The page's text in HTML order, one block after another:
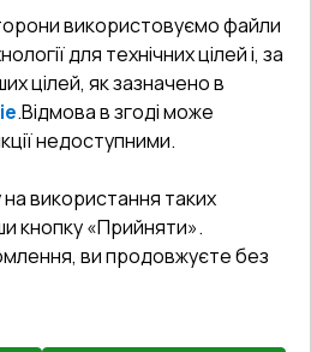
вул. Келецька 60 кв. 61
використовуємо файли
для технічних цілей і, за
цілей, як зазначено в
.Відмова в згоді може
недоступними.
використання таких
кнопку «Прийняти».
ви продовжуєте без